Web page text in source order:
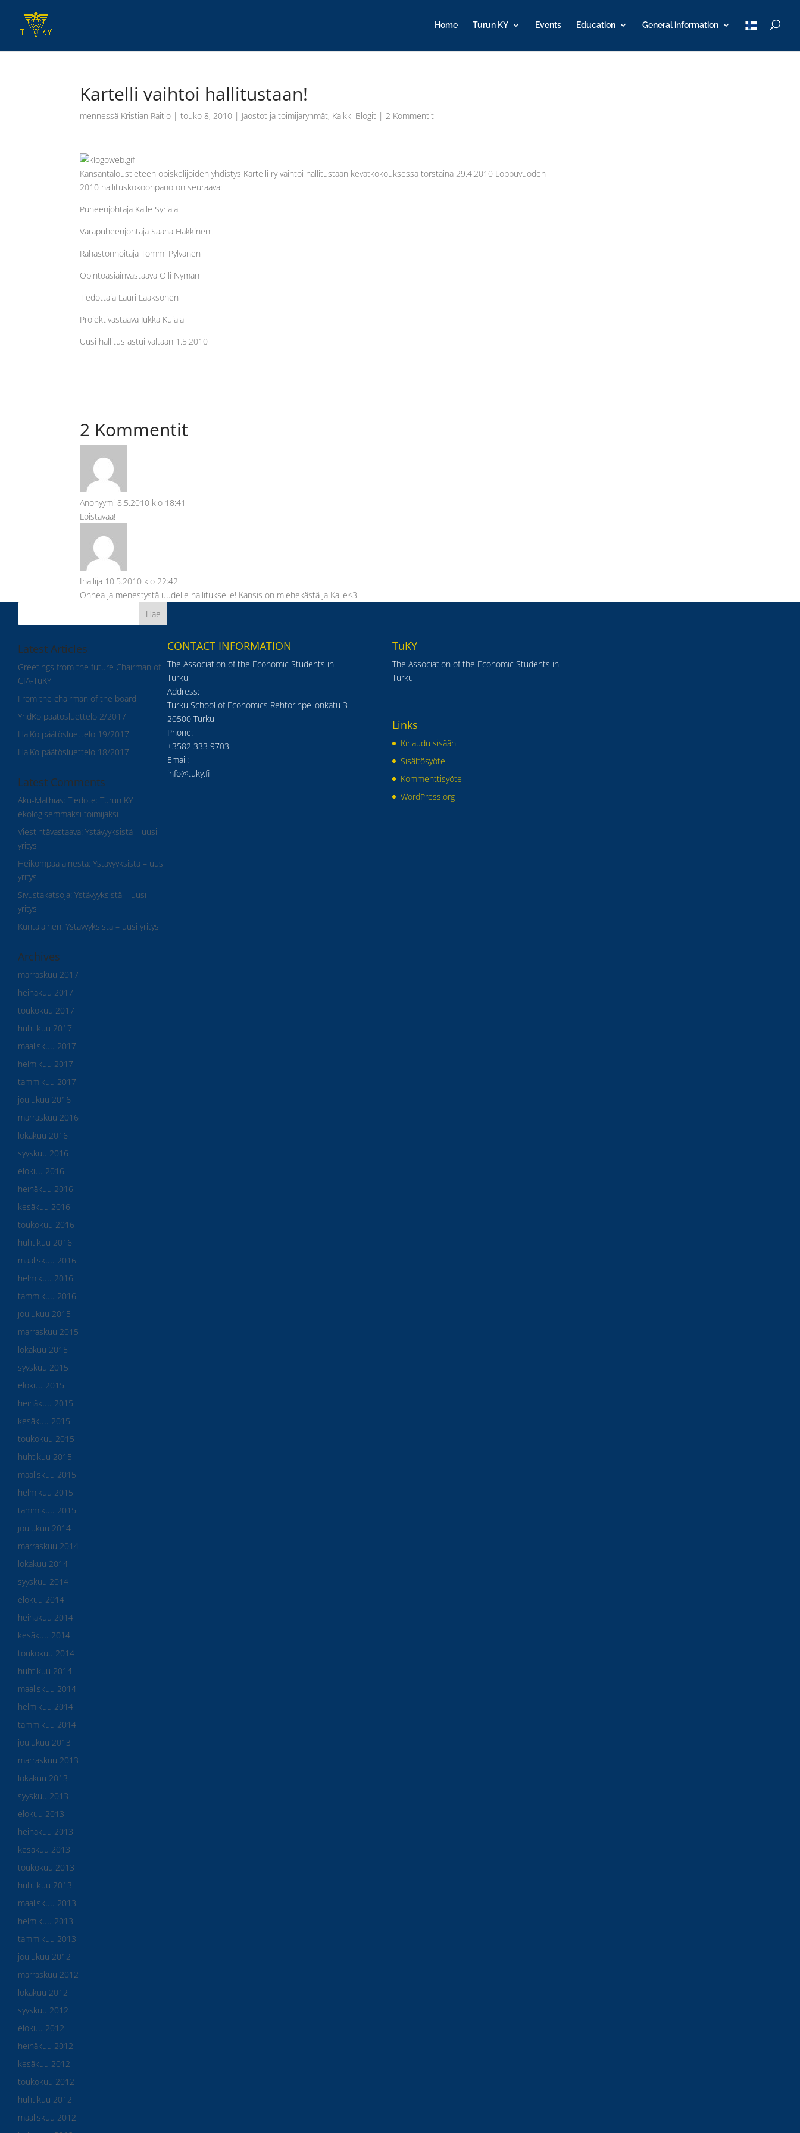
Home Turun KY Events Education General information
T
u
Kartelli vaihtoi hallitustaan!
mennessä Kristian Raitio |touko 8, 2010 | Jaostot ja toimijaryhmät, Kaikki Blogit |2 Kommentit
Kansantaloustieteen opiskelijoiden yhdistys Kartelli ry vaihtoi hallitustaan kevätkokouksessa torstaina 29.4.2010 Loppuvuoden
2010 hallituskokoonpano on seuraava:
Puheenjohtaja Kalle Syrjälä
Varapuheenjohtaja Saana Häkkinen
Rahastonhoitaja Tommi Pylvänen
Opintoasiainvastaava Olli Nyman
Tiedottaja Lauri Laaksonen
Projektivastaava Jukka Kujala
Uusi hallitus astui valtaan 1.5.2010
2 Kommentit
Anonyymi 8.5.2010 klo 18:41
Loistavaa!
Ihailija 10.5.2010 klo 22:42
Onnea ja menestystä uudelle hallitukselle! Kansis on miehekästä ja Kalle<3
Latest Articles
Greetings from the future Chairman of
CIA-TuKY
From the chairman of the board
YhdKo päätösluettelo 2/2017
HalKo päätösluettelo 19/2017
HalKo päätösluettelo 18/2017
Latest Comments
Aku-Mathias: Tiedote: Turun KY
ekologisemmaksi toimijaksi
Viestintävastaava: Ystävyyksistä – uusi
yritys
Heikompaa ainesta: Ystävyyksistä – uusi
yritys
Sivustakatsoja: Ystävyyksistä – uusi
yritys
Kuntalainen: Ystävyyksistä – uusi yritys
Archives
marraskuu 2017
heinäkuu 2017
toukokuu 2017
huhtikuu 2017
maaliskuu 2017
helmikuu 2017
tammikuu 2017
joulukuu 2016
marraskuu 2016
lokakuu 2016
syyskuu 2016
elokuu 2016
heinäkuu 2016
kesäkuu 2016
toukokuu 2016
huhtikuu 2016
maaliskuu 2016
helmikuu 2016
tammikuu 2016
joulukuu 2015
marraskuu 2015
lokakuu 2015
syyskuu 2015
elokuu 2015
heinäkuu 2015
kesäkuu 2015
toukokuu 2015
huhtikuu 2015
maaliskuu 2015
helmikuu 2015
tammikuu 2015
joulukuu 2014
marraskuu 2014
lokakuu 2014
syyskuu 2014
elokuu 2014
heinäkuu 2014
kesäkuu 2014
toukokuu 2014
huhtikuu 2014
maaliskuu 2014
helmikuu 2014
tammikuu 2014
joulukuu 2013
marraskuu 2013
lokakuu 2013
syyskuu 2013
elokuu 2013
heinäkuu 2013
kesäkuu 2013
toukokuu 2013
huhtikuu 2013
maaliskuu 2013
helmikuu 2013
tammikuu 2013
joulukuu 2012
marraskuu 2012
lokakuu 2012
syyskuu 2012
elokuu 2012
heinäkuu 2012
kesäkuu 2012
toukokuu 2012
huhtikuu 2012
maaliskuu 2012
CONTACT INFORMATION
The Association of the Economic Students in
Turku
Address:
Turku School of Economics Rehtorinpellonkatu 3
20500 Turku
Phone:
+3582 333 9703
Email:
info@tuky.fi
TuKY
The Association of the Economic Students in
Turku
Links
Kirjaudu sisään
Sisältösyöte
Kommenttisyöte
WordPress.org